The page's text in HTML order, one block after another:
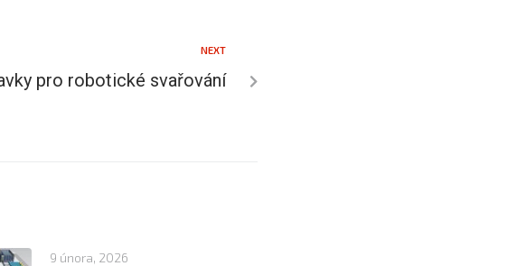
NEXT
pro robotické svařování
9 února, 2026